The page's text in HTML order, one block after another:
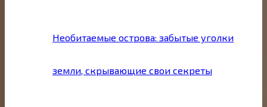
Необитаемые острова: забытые уголки
земли, скрывающие свои секреты